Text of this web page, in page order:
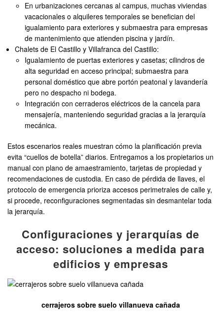
En urbanizaciones cercanas al campus, muchas viviendas
vacacionales o alquileres temporales se benefician del
igualamiento para exteriores y submaestra para empresas
de mantenimiento que atienden piscina y jardín.
Chalets de El Castillo y Villafranca del Castillo:
Igualamiento de puertas exteriores y casetas; cilindros de
alta seguridad en acceso principal; submaestra para
personal doméstico que abre portón peatonal y lavandería
pero no despacho ni bodega.
Integración con cerraderos eléctricos de la cancela para
mensajería, manteniendo seguridad gracias a la jerarquía
mecánica.
Estos escenarios reales muestran cómo la planificación previa
evita “cuellos de botella” diarios. Entregamos a los propietarios un
manual con plano de amaestramiento, tarjetas de propiedad y
recomendaciones de custodia. En caso de pérdida de llaves, el
protocolo de emergencia prioriza accesos perimetrales de calle y,
si procede, reconfiguraciones segmentadas sin desmantelar toda
la jerarquía.
Configuraciones y jerarquías de
acceso: soluciones a medida para
edificios y empresas
cerrajeros sobre suelo villanueva cañada